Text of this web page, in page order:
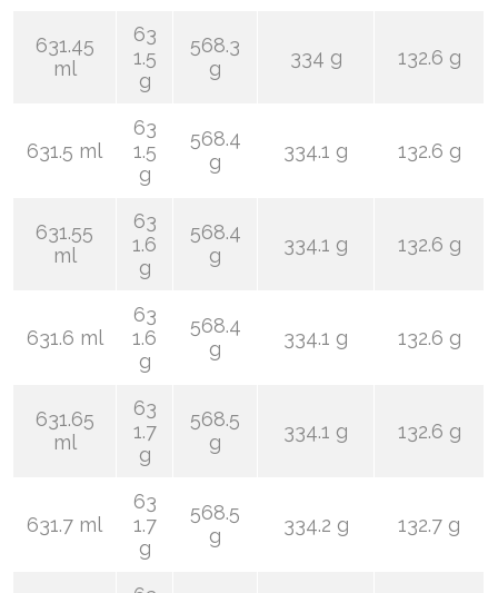
631.45
ml
63
1.5
g
568.3
g
334 g 132.6 g
631.5 ml
63
1.5
g
568.4
g
334.1 g 132.6 g
631.55
ml
63
1.6
g
568.4
g
334.1 g 132.6 g
631.6 ml
63
1.6
g
568.4
g
334.1 g 132.6 g
631.65
ml
63
1.7
g
568.5
g
334.1 g 132.6 g
631.7 ml
63
1.7
g
568.5
g
334.2 g 132.7 g